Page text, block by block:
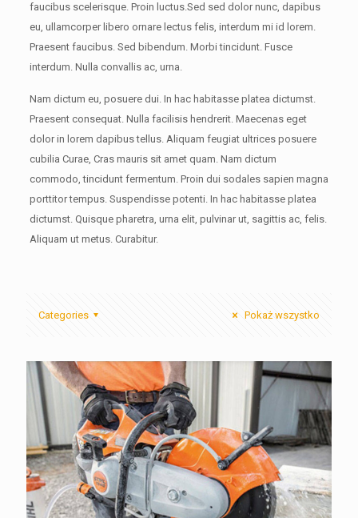
faucibus scelerisque. Proin luctus.Sed sed dolor nunc, dapibus
eu, ullamcorper libero ornare lectus felis, interdum mi id lorem.
Praesent faucibus. Sed bibendum. Morbi tincidunt. Fusce
interdum. Nulla convallis ac, urna.
Nam dictum eu, posuere dui. In hac habitasse platea dictumst.
Praesent consequat. Nulla facilisis hendrerit. Maecenas eget
dolor in lorem dapibus tellus. Aliquam feugiat ultrices posuere
cubilia Curae, Cras mauris sit amet quam. Nam dictum
commodo, tincidunt fermentum. Proin dui sodales sapien magna
porttitor tempus. Suspendisse potenti. In hac habitasse platea
dictumst. Quisque pharetra, urna elit, pulvinar ut, sagittis ac, felis.
Aliquam ut metus. Curabitur.
Categories Pokaż wszystko